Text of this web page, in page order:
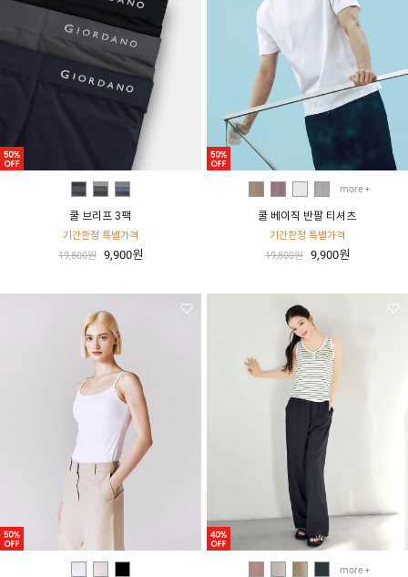
쿨 브리프 3팩
기간한정 특별가격
19,800원
9,900원
more
쿨 베이직 반팔 티셔츠
기간한정 특별가격
19,800원
9,900원
more